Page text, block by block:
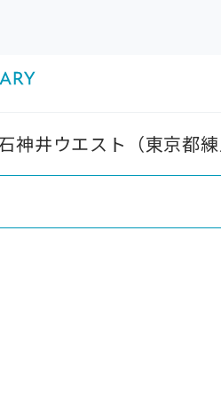
神井ウエスト（東京都